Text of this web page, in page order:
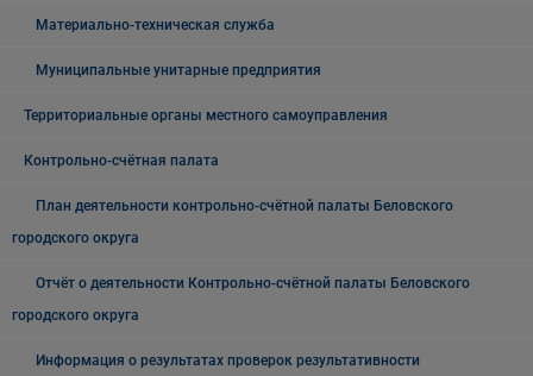
Материально-техническая служба
Муниципальные унитарные предприятия
Территориальные органы местного самоуправления
Контрольно-счётная палата
План деятельности контрольно-счётной палаты Беловского
городского округа
Отчёт о деятельности Контрольно-счётной палаты Беловского
городского округа
Информация о результатах проверок результативности